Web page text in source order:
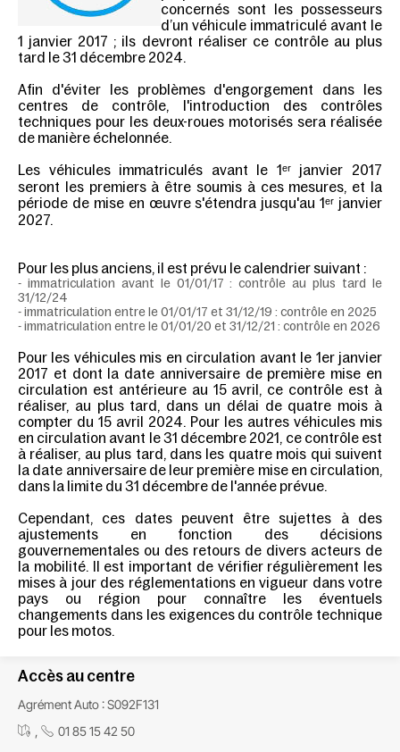
concernés sont les possesseurs
d’un véhicule immatriculé avant le
1 janvier 2017 ; ils devront réaliser ce contrôle au plus
tard le 31 décembre 2024.
Afin d'éviter les problèmes d'engorgement dans les
centres de contrôle, l'introduction des contrôles
techniques pour les deux-roues motorisés sera réalisée
de manière échelonnée.
Les véhicules immatriculés avant le 1ᵉʳ janvier 2017
seront les premiers à être soumis à ces mesures, et la
période de mise en œuvre s'étendra jusqu'au 1ᵉʳ janvier
2027.
Pour les plus anciens, il est prévu le calendrier suivant :
- immatriculation avant le 01/01/17 : contrôle au plus tard le
31/12/24
- immatriculation entre le 01/01/17 et 31/12/19 : contrôle en 2025
- immatriculation entre le 01/01/20 et 31/12/21 : contrôle en 2026
Pour les véhicules mis en circulation avant le 1er janvier
2017 et dont la date anniversaire de première mise en
circulation est antérieure au 15 avril, ce contrôle est à
réaliser, au plus tard, dans un délai de quatre mois à
compter du 15 avril 2024. Pour les autres véhicules mis
en circulation avant le 31 décembre 2021, ce contrôle est
à réaliser, au plus tard, dans les quatre mois qui suivent
la date anniversaire de leur première mise en circulation,
dans la limite du 31 décembre de l'année prévue.
Cependant, ces dates peuvent être sujettes à des
ajustements en fonction des décisions
gouvernementales ou des retours de divers acteurs de
la mobilité. Il est important de vérifier régulièrement les
mises à jour des réglementations en vigueur dans votre
pays ou région pour connaître les éventuels
changements dans les exigences du contrôle technique
pour les motos.
Accès au centre
Agrément Auto : S092F131
,
01 85 15 42 50